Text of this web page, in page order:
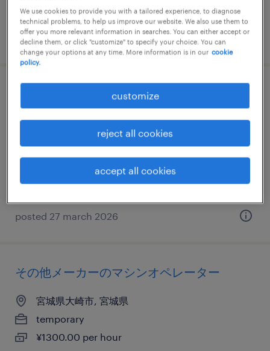
posted 24 june 2026
食料品の食品加工・検査・袋詰め
宮城県大崎市, 宮城県
¥1230.00 per hour
posted 27 march 2026
その他メーカーのマシンオペレーター
宮城県大崎市, 宮城県
temporary
¥1300.00 per hour
We use cookies to provide you with a tailored experience, to diagnose
technical problems, to help us improve our website. We also use them to
offer you more relevant information in searches. You can either accept or
decline them, or click "customize" to specify your choice. You can
change your options at any time. More information is in our cookie
policy.
customize
reject all cookies
accept all cookies